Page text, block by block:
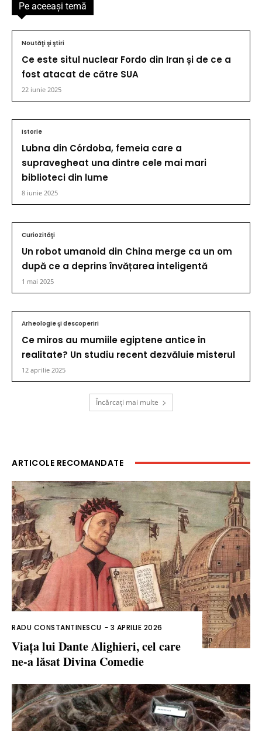
Pe aceeaşi temă
Noutăţi şi ştiri
Ce este situl nuclear Fordo din Iran și de ce a
fost atacat de către SUA
22 iunie 2025
Istorie
Lubna din Córdoba, femeia care a
supravegheat una dintre cele mai mari
biblioteci din lume
8 iunie 2025
Curiozităţi
Un robot umanoid din China merge ca un om
după ce a deprins învățarea inteligentă
1 mai 2025
Arheologie şi descoperiri
Ce miros au mumiile egiptene antice în
realitate? Un studiu recent dezvăluie misterul
12 aprilie 2025
Încărcați mai multe
ARTICOLE RECOMANDATE
RADU CONSTANTINESCU - 3 APRILIE 2026
Viața lui Dante Alighieri, cel care
ne-a lăsat Divina Comedie